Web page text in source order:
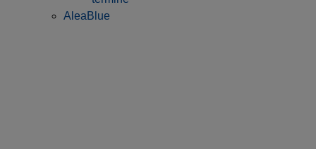
AleaBlue